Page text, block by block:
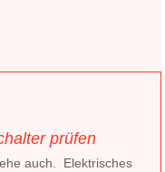
prüfen
auch. Elektrisches